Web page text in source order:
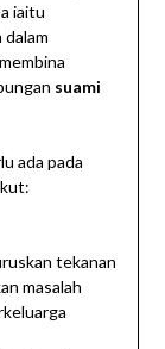
iaitu
suami
ada pada
tekanan
masalah